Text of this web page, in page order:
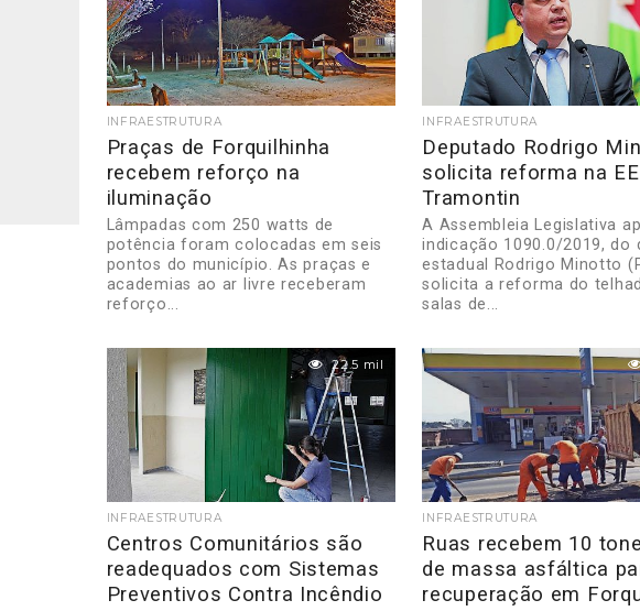
INFRAESTRUTURA
Praças de Forquilhinha
recebem reforço na
iluminação
Lâmpadas com 250 watts de
potência foram colocadas em seis
pontos do município. As praças e
academias ao ar livre receberam
reforço...
INFRAESTRUTURA
Deputado Rodrigo
solicita reforma na
Tramontin
A Assembleia Legislativa
indicação 1090.0/2019, do
estadual Rodrigo Minotto
solicita a reforma do
salas de...
22.5 mil
INFRAESTRUTURA
Centros Comunitários são
readequados com Sistemas
Preventivos Contra Incêndio
INFRAESTRUTURA
Ruas recebem 10
de massa asfáltica
recuperação em